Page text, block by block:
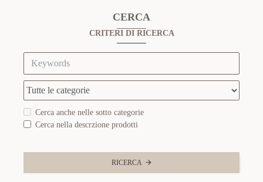
CERCA
CRITERI DI RICERCA
Cerca anche nelle sotto categorie
Cerca nella descrzione prodotti
RICERCA